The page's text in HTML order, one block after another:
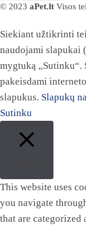
© 2023 aPet.lt Visos
Siekiant užtikrinti
naudojami slapukai
mygtuką „Sutinku“.
pakeisdami
slapukus. Slapukų
Sutinku
This website uses
you navigate
that are categorized